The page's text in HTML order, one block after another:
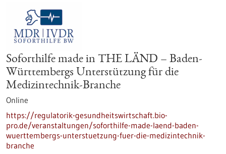
Soforthilfe made in THE LÄND – Baden-
Württembergs Unterstützung für die
Medizintechnik-Branche
Online
https://regulatorik-gesundheitswirtschaft.bio-
pro.de/veranstaltungen/soforthilfe-made-laend-baden-
wuerttembergs-unterstuetzung-fuer-die-medizintechnik-
branche